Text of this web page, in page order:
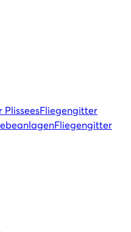
Fliegengitter
Fliegengitter